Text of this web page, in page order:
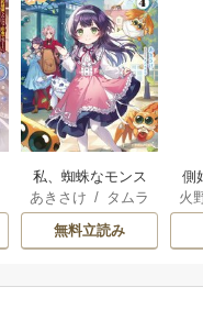
私、蜘蛛なモンス
ターをテイムした
ので、スパイダー
シルクで裁縫を頑
あきさけ / タムラ
ヨウ
無料立読み
側
火